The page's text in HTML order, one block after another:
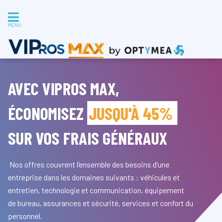
MENU
AVEC VIPROS MAX,
ÉCONOMISEZ JUSQU'À 45%
SUR VOS FRAIS GÉNÉRAUX
Nos offres couvrent l'ensemble des besoins d'une
entreprise dans les domaines suivants : véhicules et
entretien, technologie et communication, équipement
de bureau, assurances et sécurité, services et confort du
personnel.